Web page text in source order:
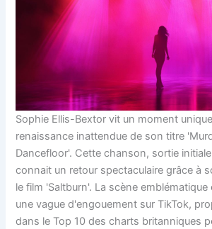
Sophie Ellis-Bextor vit un moment
renaissance inattendue de son titre
Dancefloor'. Cette chanson, sortie
connait un retour spectaculaire grâce à
le film 'Saltburn'. La scène
une vague d'engouement sur TikTok,
dans le Top 10 des charts britanniques